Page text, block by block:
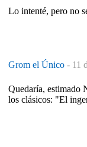
Lo intenté, pero no
Grom el Único - 11
Quedaría, estimado
los clásicos: "El